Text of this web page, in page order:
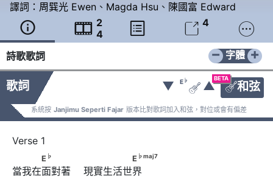
譯詞： 周巽光 Ewen 、 Magda Hsu 、 陳國富 Edward
  2
4
  4 
詩歌歌詞 − +
字體
歌詞
BETA
和弦
▼ E ♭
 ▲
系統按 Janjimu Seperti Fajar 版本比對歌詞加入和弦，對位或會有偏差
E ♭ E
E ♭ E ♭maj7
當我在面對著 　現實生活世界